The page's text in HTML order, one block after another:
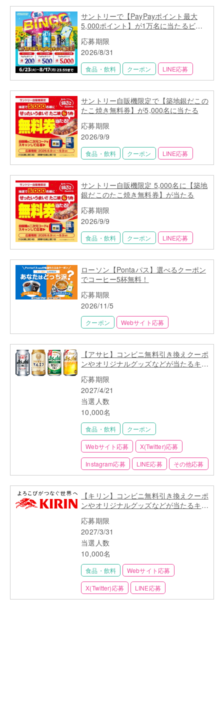
サントリーで【PayPayポイント最大
5,000ポイント】が1万名に当たるビン
応募期限
2026/8/31
食品・飲料 クーポン LINE応募
サントリー自販機限定で【築地銀だこの
たこ焼き無料券】が5,000名に当たる
応募期限
2026/9/9
食品・飲料 クーポン LINE応募
サントリー自販機限定 5,000名に【築地
銀だこのたこ焼き無料券】が当たる
応募期限
2026/9/9
食品・飲料 クーポン LINE応募
ローソン【Pontaパス】選べるクーポン
でコーヒー5杯無料！
応募期限
2026/11/5
クーポン Webサイト応募
【アサヒ】コンビニ無料引き換えクーポ
ンやオリジナルグッズなどが当たるキャ
応募期限
2027/4/21
当選人数
10,000名
食品・飲料 クーポン
Webサイト応募 X(Twitter)応募
Instagram応募 LINE応募 その他応募
【キリン】コンビニ無料引き換えクーポ
ンやオリジナルグッズなどが当たるキャ
応募期限
2027/3/31
当選人数
10,000名
食品・飲料 Webサイト応募
X(Twitter)応募 LINE応募